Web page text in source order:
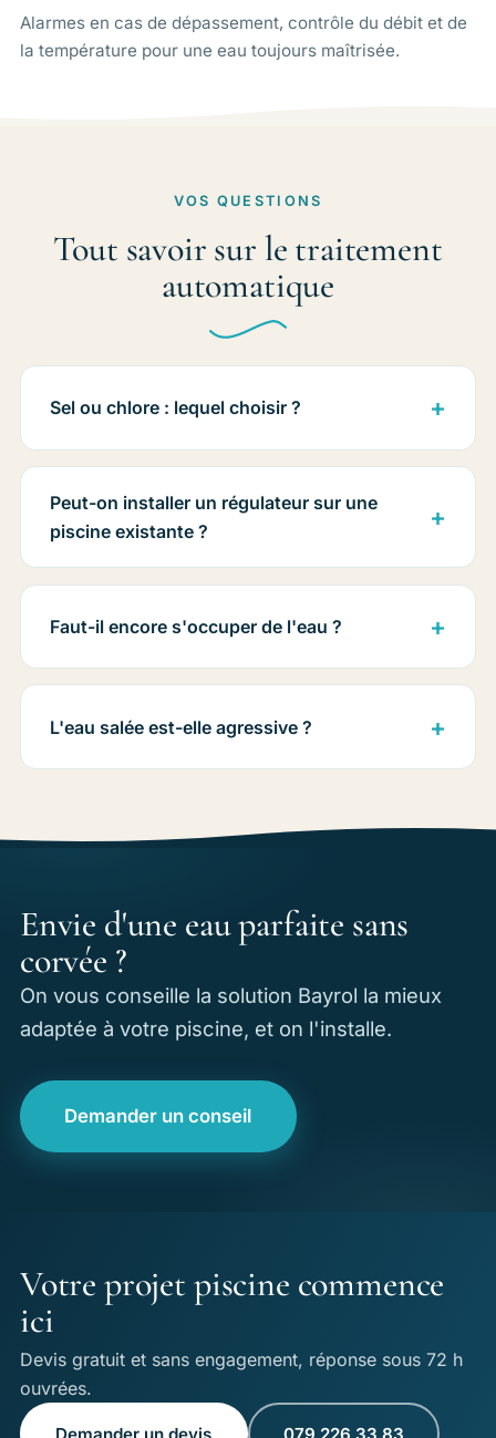
Alarmes en cas de dépassement, contrôle du débit et de
la température pour une eau toujours maîtrisée.
VOS QUESTIONS
Tout savoir sur le traitement
automatique
Sel ou chlore : lequel choisir ?
Peut-on installer un régulateur sur une
piscine existante ?
Faut-il encore s'occuper de l'eau ?
L'eau salée est-elle agressive ?
Envie d'une eau parfaite sans
corvée ?
On vous conseille la solution Bayrol la mieux
adaptée à votre piscine, et on l'installe.
Demander un conseil
Votre projet piscine commence
ici
Devis gratuit et sans engagement, réponse sous 72 h
ouvrées.